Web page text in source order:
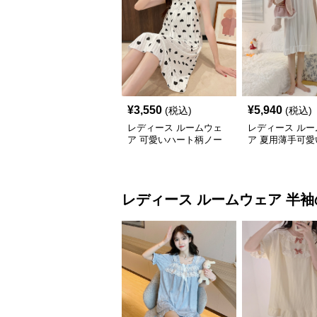
¥3,550 (税込)
レディース ルームウェ
ア 可愛いハート柄ノー
¥5,940 (税込)
レディース ル
ア 夏用薄手可
レディース ルームウェア 半袖